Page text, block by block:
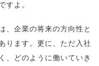
すよ。
、企業の将来の方向性と
ります。更に、ただ入社
、どのように働いていき